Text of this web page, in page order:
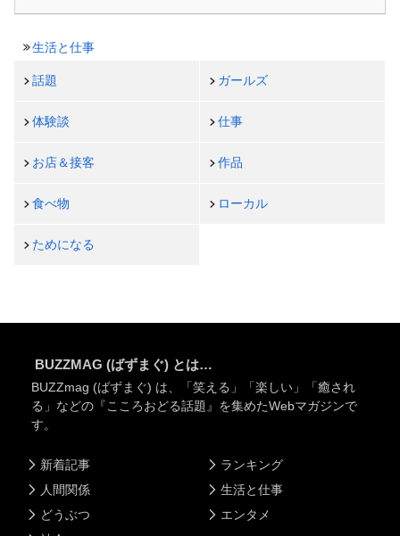
生活と仕事
話題 ガールズ
体験談 仕事
お店＆接客 作品
食べ物 ローカル
ためになる
BUZZMAG (ばずまぐ) とは…
BUZZmag (ばずまぐ) は、「笑える」「楽しい」「癒され
る」などの『こころおどる話題』を集めたWebマガジンで
す。
新着記事
人間関係
どうぶつ
ランキング
生活と仕事
エンタメ